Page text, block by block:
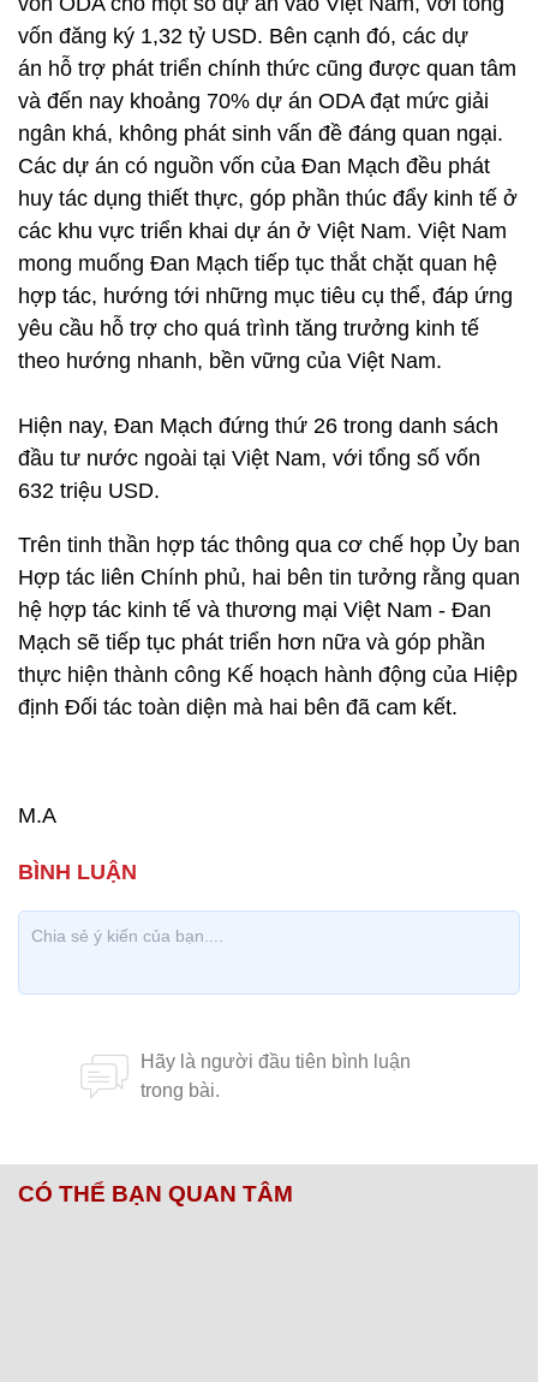
vốn đăng ký 1,32 tỷ USD. Bên cạnh đó, các dự
án hỗ trợ phát triển chính thức cũng được quan tâm
và đến nay khoảng 70% dự án ODA đạt mức giải
ngân khá, không phát sinh vấn đề đáng quan ngại.
Các dự án có nguồn vốn của Đan Mạch đều phát
huy tác dụng thiết thực, góp phần thúc đẩy kinh tế ở
các khu vực triển khai dự án ở Việt Nam. Việt Nam
mong muống Đan Mạch tiếp tục thắt chặt quan hệ
hợp tác, hướng tới những mục tiêu cụ thể, đáp ứng
yêu cầu hỗ trợ cho quá trình tăng trưởng kinh tế
theo hướng nhanh, bền vững của Việt Nam.
Hiện nay, Đan Mạch đứng thứ 26 trong danh sách
đầu tư nước ngoài tại Việt Nam, với tổng số vốn
632 triệu USD.
Trên tinh thần hợp tác thông qua cơ chế họp Ủy ban
Hợp tác liên Chính phủ, hai bên tin tưởng rằng quan
hệ hợp tác kinh tế và thương mại Việt Nam - Đan
Mạch sẽ tiếp tục phát triển hơn nữa và góp phần
thực hiện thành công Kế hoạch hành động của Hiệp
định Đối tác toàn diện mà hai bên đã cam kết.
M.A
CÓ THỂ BẠN QUAN TÂM